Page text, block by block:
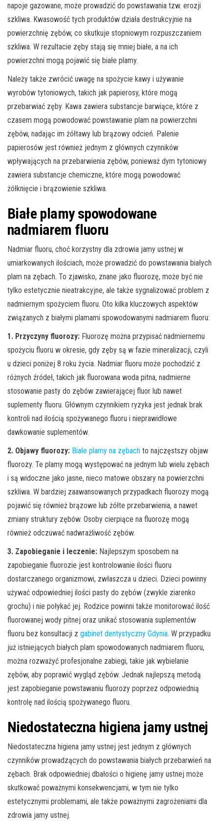
napoje gazowane, może prowadzić do powstawania tzw. erozji
szkliwa. Kwasowość tych produktów działa destrukcyjnie na
powierzchnię zębów, co skutkuje stopniowym rozpuszczaniem
szkliwa. W rezultacie zęby stają się mniej białe, a na ich
powierzchni mogą pojawić się białe plamy.
Należy także zwrócić uwagę na spożycie kawy i używanie
wyrobów tytoniowych, takich jak papierosy, które mogą
przebarwiać zęby. Kawa zawiera substancje barwiące, które z
czasem mogą powodować powstawanie plam na powierzchni
zębów, nadając im żółtawy lub brązowy odcień. Palenie
papierosów jest również jednym z głównych czynników
wpływających na przebarwienia zębów, ponieważ dym tytoniowy
zawiera substancje chemiczne, które mogą powodować
żółknięcie i brązowienie szkliwa.
Białe plamy spowodowane
nadmiarem fluoru
Nadmiar fluoru, choć korzystny dla zdrowia jamy ustnej w
umiarkowanych ilościach, może prowadzić do powstawania białych
plam na zębach. To zjawisko, znane jako fluorozę, może być nie
tylko estetycznie nieatrakcyjne, ale także sygnalizować problem z
nadmiernym spożyciem fluoru. Oto kilka kluczowych aspektów
związanych z białymi plamami spowodowanymi nadmiarem fluoru:
1. Przyczyny fluorozy: Fluorozę można przypisać nadmiernemu
spożyciu fluoru w okresie, gdy zęby są w fazie mineralizacji, czyli
u dzieci poniżej 8 roku życia. Nadmiar fluoru może pochodzić z
różnych źródeł, takich jak fluorowana woda pitna, nadmierne
stosowanie pasty do zębów zawierającej fluor lub nawet
suplementy fluoru. Głównym czynnikiem ryzyka jest jednak brak
kontroli nad ilością spożywanego fluoru i nieprawidłowe
dawkowanie suplementów.
2. Objawy fluorozy: Białe plamy na zębach to najczęstszy objaw
fluorozy. Te plamy mogą występować na jednym lub wielu zębach
i są widoczne jako jasne, nieco matowe obszary na powierzchni
szkliwa. W bardziej zaawansowanych przypadkach fluorozy mogą
pojawić się również brązowe lub żółte przebarwienia, a nawet
zmiany struktury zębów. Osoby cierpiące na fluorozę mogą
również odczuwać nadwrażliwość zębów.
3. Zapobieganie i leczenie: Najlepszym sposobem na
zapobieganie fluorozie jest kontrolowanie ilości fluoru
dostarczanego organizmowi, zwłaszcza u dzieci. Dzieci powinny
używać odpowiedniej ilości pasty do zębów (zwykle ziarenko
grochu) i nie połykać jej. Rodzice powinni także monitorować ilość
fluorowanej wody pitnej oraz unikać stosowania suplementów
fluoru bez konsultacji z gabinet dentystyczny Gdynia. W przypadku
już istniejących białych plam spowodowanych nadmiarem fluoru,
można rozważyć profesjonalne zabiegi, takie jak wybielanie
zębów, aby poprawić wygląd zębów. Jednak najlepszą metodą
jest zapobieganie powstawaniu fluorozy poprzez odpowiednią
kontrolę nad ilością spożywanego fluoru.
Niedostateczna higiena jamy ustnej
Niedostateczna higiena jamy ustnej jest jednym z głównych
czynników prowadzących do powstawania białych przebarwień na
zębach. Brak odpowiedniej dbałości o higienę jamy ustnej może
skutkować poważnymi konsekwencjami, w tym nie tylko
estetycznymi problemami, ale także poważnymi zagrożeniami dla
zdrowia jamy ustnej.